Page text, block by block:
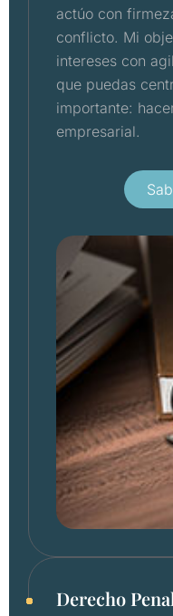
actúo con
conflicto. Mi
intereses con
que puedas
importante:
empresarial.
Derecho